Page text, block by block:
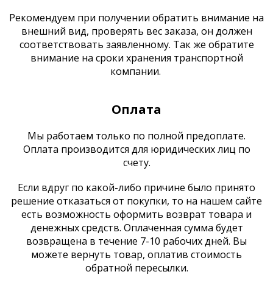
Рекомендуем при получении обратить внимание на
внешний вид, проверять вес заказа, он должен
соответствовать заявленному. Так же обратите
внимание на сроки хранения транспортной
компании.
Оплата
Мы работаем только по полной предоплате.
Оплата производится для юридических лиц по
счету.
Если вдруг по какой-либо причине было принято
решение отказаться от покупки, то на нашем сайте
есть возможность оформить возврат товара и
денежных средств. Оплаченная сумма будет
возвращена в течение 7-10 рабочих дней. Вы
можете вернуть товар, оплатив стоимость
обратной пересылки.